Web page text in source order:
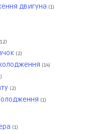
двигуна (1)
(2)
(14)
(2)
(1)
(1)